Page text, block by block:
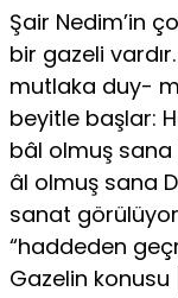
Şair Nedim’in
bir gazeli
mutlaka duy-
beyitle başlar:
bâl olmuş sana
âl olmuş sana
sanat
“haddeden
Gazelin konusu